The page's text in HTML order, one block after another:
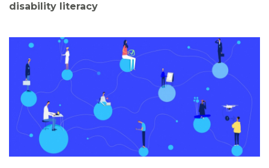
disability literacy